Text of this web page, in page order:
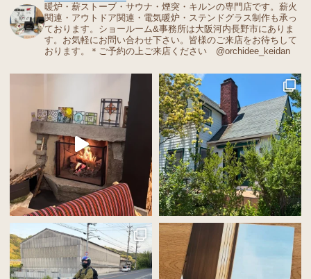
暖炉・薪ストーブ・サウナ・煙突・キルンの専門店です。薪火
関連・アウトドア関連・電気暖炉・ステンドグラス制作も承っ
ております。ショールーム&事務所は大阪河内長野市にありま
す。お気軽にお問い合わせ下さい。皆様のご来店をお待ちして
おります。＊ご予約の上ご来店ください @orchidee_keidan